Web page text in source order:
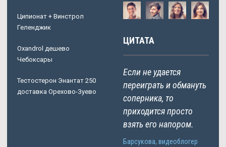
Ципионат + Винстрол
Геленджик
Oxandrol дешево
Чебоксары
Тестостерон Энантат 250
доставка Орехово-Зуево
ЦИТАТА
Если не удается
переиграть и обмануть
соперника, то
приходится просто
взять его напором.
Барсукова, видеоблогер